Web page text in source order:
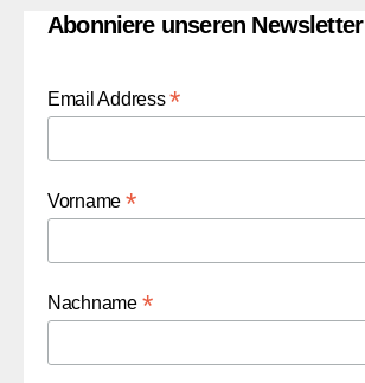
Abonniere unseren Newsletter
Email Address*
Vorname *
Nachname *